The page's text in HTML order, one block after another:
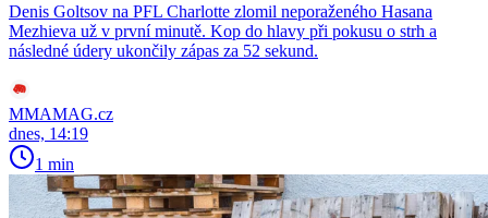
Denis Goltsov na PFL Charlotte zlomil neporaženého Hasana
Mezhieva už v první minutě. Kop do hlavy při pokusu o strh a
následné údery ukončily zápas za 52 sekund.
MMAMAG.cz
dnes, 14:19
1 min